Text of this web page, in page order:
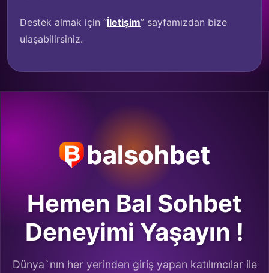
Destek almak için “İletişim” sayfamızdan bize
ulaşabilirsiniz.
Hemen Bal Sohbet
Deneyimi Yaşayın !
Dünya`nın her yerinden giriş yapan katılımcılar ile